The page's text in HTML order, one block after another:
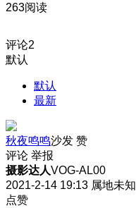
263阅读
评论2
默认
默认
最新
秋夜鸣鸣沙发 赞
评论 举报
摄影达人VOG-AL00
2021-2-14 19:13 属地未知
点赞